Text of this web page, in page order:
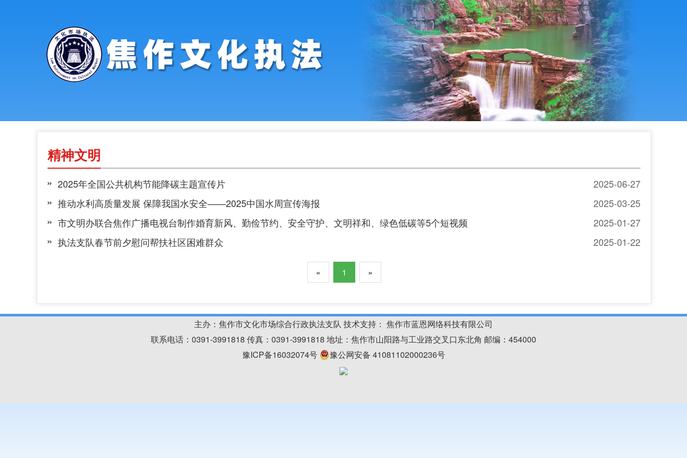
精神文明
2025-06-27
2025年全国公共机构节能降碳主题宣传片
2025-03-25
推动水利高质量发展 保障我国水安全——2025中国水周宣传海报
2025-01-27
市文明办联合焦作广播电视台制作婚育新风、勤俭节约、安全守护、文明祥和、绿色低碳等5个短视频
2025-01-22
执法支队春节前夕慰问帮扶社区困难群众
« 1 »
主办：焦作市文化市场综合行政执法支队 技术支持： 焦作市蓝恩网络科技有限公司
联系电话：0391-3991818 传真：0391-3991818 地址：焦作市山阳路与工业路交叉口东北角 邮编：454000
豫ICP备16032074号
豫公网安备 41081102000236号